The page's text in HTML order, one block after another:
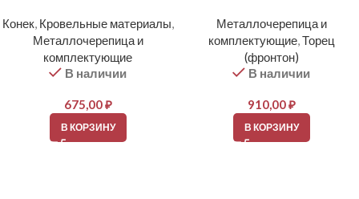
Конек, Кровельные материалы,
Металлочерепица и
комплектующие
В наличии
675,00₽
В КОРЗИНУ
Металлочерепица и
комплектующие,Торец
(фронтон)
В наличии
910,00₽
В КОРЗИНУ